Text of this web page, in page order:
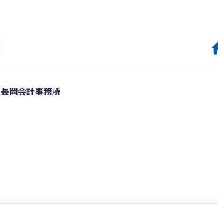
長岡会計事務所